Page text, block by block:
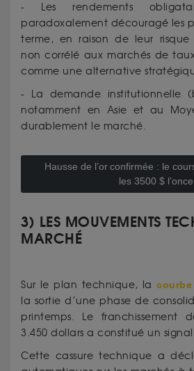
- Les rendements
paradoxalement découragé les
terme, en raison de leur risque
non corrélé aux marchés de
comme une alternative
- La demande institutionnelle
notamment en Asie et au
durablement le marché.
Hausse de l’or confirmée : le
les 3500 $ l’once
3) LES MOUVEMENTS
MARCHÉ
Sur le plan technique, la
la sortie d’une phase de
printemps. Le franchissement
3.450 dollars a constitué un
Cette cassure technique a